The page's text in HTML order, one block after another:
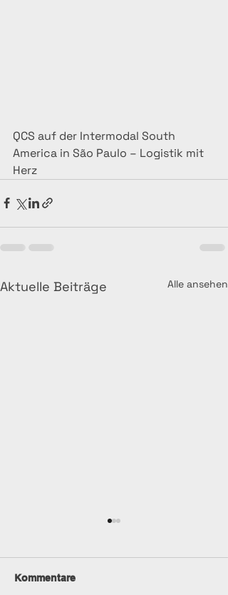
QCS auf der Intermodal South
America in São Paulo – Logistik mit
Herz
Aktuelle Beiträge Alle ansehen
Kommentare